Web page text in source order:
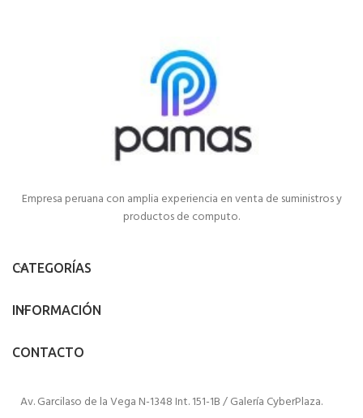
Empresa peruana con amplia experiencia en venta de suministros y
productos de computo.
CATEGORÍAS
INFORMACIÓN
CONTACTO
Av. Garcilaso de la Vega N-1348 Int. 151-1B / Galería CyberPlaza.